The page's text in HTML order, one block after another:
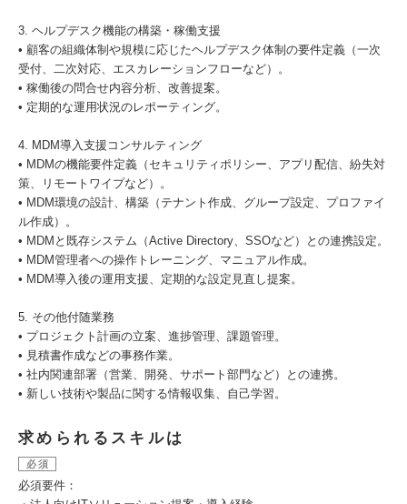
3. ヘルプデスク機能の構築・稼働支援
• 顧客の組織体制や規模に応じたヘルプデスク体制の要件定義（一次
受付、二次対応、エスカレーションフローなど）。
• 稼働後の問合せ内容分析、改善提案。
• 定期的な運用状況のレポーティング。
4. MDM導入支援コンサルティング
• MDMの機能要件定義（セキュリティポリシー、アプリ配信、紛失対
策、リモートワイプなど）。
• MDM環境の設計、構築（テナント作成、グループ設定、プロファイ
ル作成）。
• MDMと既存システム（Active Directory、SSOなど）との連携設定。
• MDM管理者への操作トレーニング、マニュアル作成。
• MDM導入後の運用支援、定期的な設定見直し提案。
5. その他付随業務
• プロジェクト計画の立案、進捗管理、課題管理。
• 見積書作成などの事務作業。
• 社内関連部署（営業、開発、サポート部門など）との連携。
• 新しい技術や製品に関する情報収集、自己学習。
求められるスキルは
必須
必須要件：